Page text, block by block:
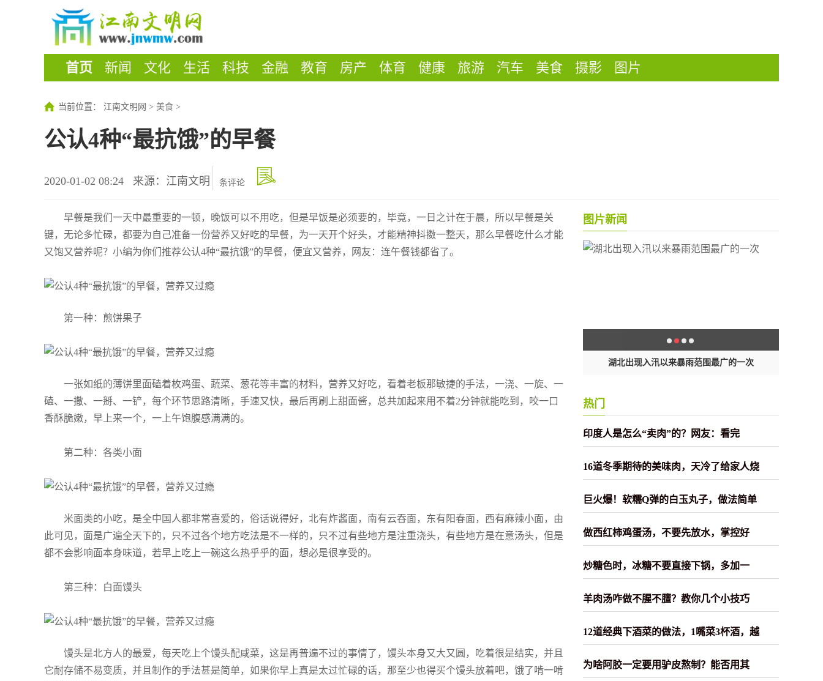
首页 新闻 文化 生活 科技 金融 教育 房产 体育 健康 旅游 汽车 美食 摄影 图片
当前位置： 江南文明网 > 美食 >
公认4种“最抗饿”的早餐
2020-01-02 08:24 来源：江南文明 条评论
早餐是我们一天中最重要的一顿，晚饭可以不用吃，但是早饭是必须要的，毕竟，一日之计在于晨，所以早餐是关
键，无论多忙碌，都要为自己准备一份营养又好吃的早餐，为一天开个好头，才能精神抖擞一整天，那么早餐吃什么才能
又饱又营养呢？小编为你们推荐公认4种“最抗饿”的早餐，便宜又营养，网友：连午餐钱都省了。
第一种：煎饼果子
一张如纸的薄饼里面磕着枚鸡蛋、蔬菜、葱花等丰富的材料，营养又好吃，看着老板那敏捷的手法，一浇、一旋、一
磕、一撒、一掰、一铲，每个环节思路清晰，手速又快，最后再刷上甜面酱，总共加起来用不着2分钟就能吃到，咬一口
香酥脆嫩，早上来一个，一上午饱腹感满满的。
第二种：各类小面
米面类的小吃，是全中国人都非常喜爱的，俗话说得好，北有炸酱面，南有云吞面，东有阳春面，西有麻辣小面，由
此可见，面是广遍全天下的，只不过各个地方吃法是不一样的，只不过有些地方是注重浇头，有些地方是在意汤头，但是
都不会影响面本身味道，若早上吃上一碗这么热乎乎的面，想必是很享受的。
第三种：白面馒头
馒头是北方人的最爱，每天吃上个馒头配咸菜，这是再普遍不过的事情了，馒头本身又大又圆，吃着很是结实，并且
它耐存储不易变质，并且制作的手法甚是简单，如果你早上真是太过忙碌的话，那至少也得买个馒头放着吧，饿了啃一啃
图片新闻
湖北出现入汛以来暴雨范围最广的一次
热门
印度人是怎么“卖肉”的？网友：看完
16道冬季期待的美味肉，天冷了给家人烧
巨火爆！软糯Q弹的白玉丸子，做法简单
做西红柿鸡蛋汤，不要先放水，掌控好
炒糖色时，冰糖不要直接下锅，多加一
羊肉汤咋做不腥不膻？教你几个小技巧
12道经典下酒菜的做法，1嘴菜3杯酒，越
为啥阿胶一定要用驴皮熬制？能否用其